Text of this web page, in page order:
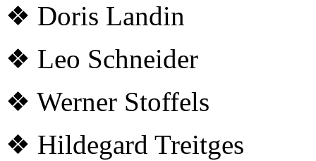
❖ Doris Landin
❖ Leo Schneider
❖ Werner Stoffels
❖ Hildegard Treitges